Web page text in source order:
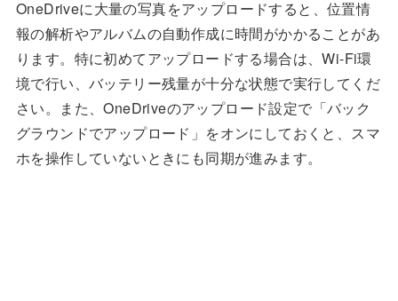
OneDriveに大量の写真をアップロードすると、位置情
報の解析やアルバムの自動作成に時間がかかることがあ
ります。特に初めてアップロードする場合は、Wi-Fi環
境で行い、バッテリー残量が十分な状態で実行してくだ
さい。また、OneDriveのアップロード設定で「バック
グラウンドでアップロード」をオンにしておくと、スマ
ホを操作していないときにも同期が進みます。